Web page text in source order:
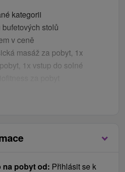
kategorii
stolů
v ceně
masáž za pobyt, 1x
1x vstup do solné
pokoji
na pobyt od: Přihlásit se k